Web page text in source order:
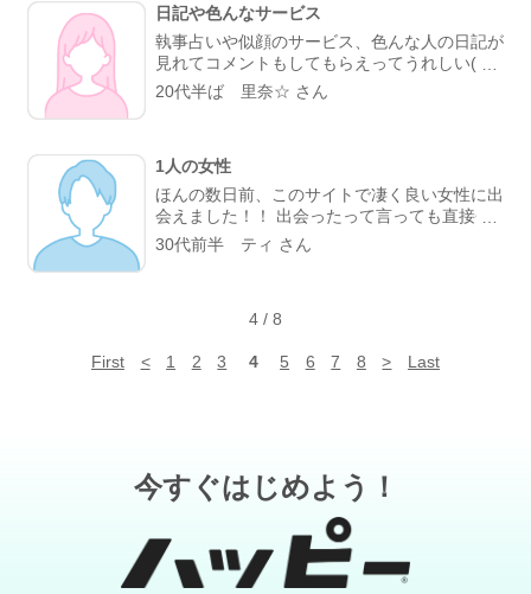
日記や色んなサービス
執事占いや似顔のサービス、色んな人の日記が
見れてコメントもしてもらえってうれしい(・
ω・)ノ メールや掲示板を通して交流ができる
のがお面白い(^^)/
20代半ば 里奈☆ さん
1人の女性
ほんの数日前、このサイトで凄く良い女性に出
会えました！！ 出会ったって言っても直接会
った訳では無くて…（笑） メールで、今のと
ころ3～4通のやり取りだけなんですけど…ね
る』って言われて、なんか…こういう風に言っ
ゃめちゃ嬉しくて気持ちがラクになりました…
（笑） その女性と、ホント心からもっと仲良
くなりたいな～って思ったし、ずっと繋がって
いたいなって心底思わさせてくれて、出会わせ
てくれたこのサイトにお礼が言いたいです
（笑） ありがとうございます！ これから少し
づつ仲良くなれたらいいな～^ - ^
30代前半 ティ さん
4 / 8
First < 1 2 3 4 5 6 7 8 > Last
今すぐはじめよう！